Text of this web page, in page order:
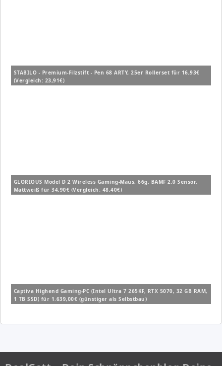
STABILO - Premium-Filzstift - Pen 68 ARTY, 25er Rollerset für 16,93€
(Vergleich: 23,91€)
GLORIOUS Model D 2 Wireless Gaming-Maus, 66g, BAMF 2.0 Sensor,
Mattweiß für 34,90€ (Vergleich: 48,40€)
Captiva Highend Gaming-PC (Intel Ultra 7 265KF, RTX 5070, 32 GB RAM,
1 TB SSD) für 1.639,00€ (günstiger als Selbstbau)